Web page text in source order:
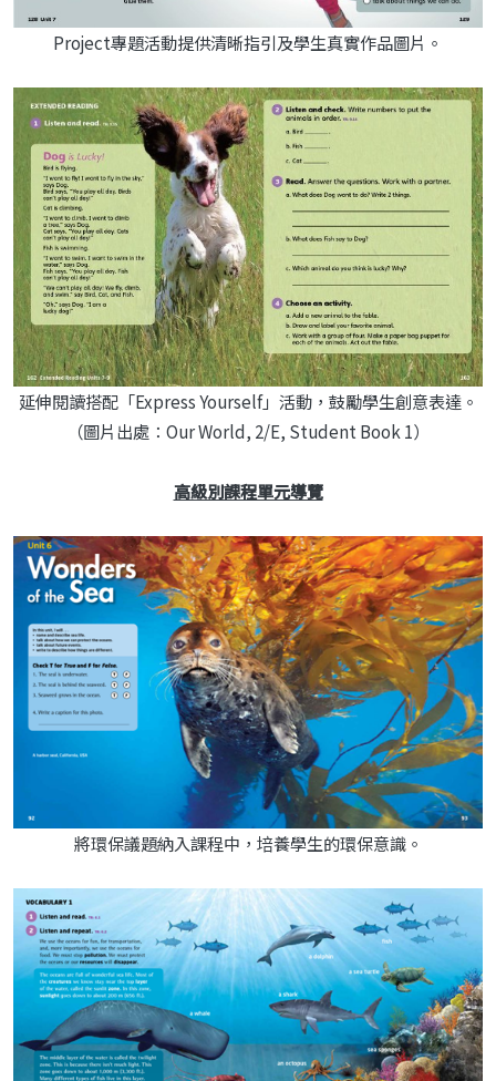
Project專題活動提供清晰指引及學生真實作品圖片。
延伸閱讀搭配「Express Yourself」活動，鼓勵學生創意表達。
（圖片出處：Our World, 2/E, Student Book 1）
高級別課程單元導覽
將環保議題納入課程中，培養學生的環保意識。